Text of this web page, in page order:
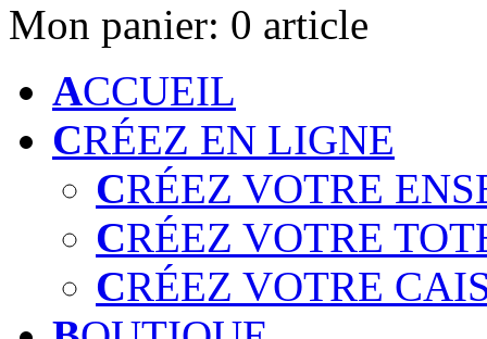
Mon panier: 0 article
ACCUEIL
CRÉEZ EN LIGNE
CRÉEZ VOTRE
CRÉEZ VOTRE
CRÉEZ VOTRE